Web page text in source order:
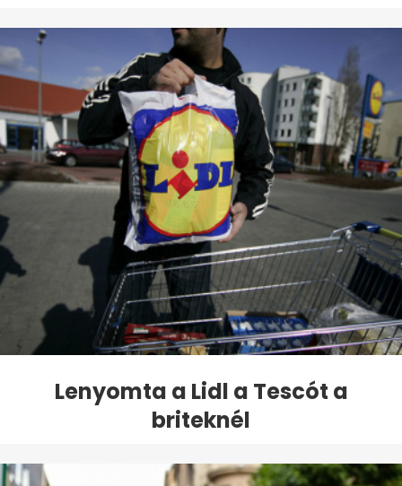
Lenyomta a Lidl a Tescót a
briteknél